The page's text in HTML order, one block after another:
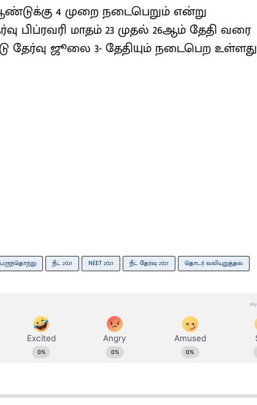
4 முறை நடைபெறும் என்று
பிப்ரவரி மாதம் 23 முதல் 26ஆம் தேதி வரை
ஜூலை 3- தேதியும் நடைபெற உள்ளது
நீட் 2021 NEET 2021 நீட் தேர்வு 2021 தொடர் வலியுறுத்தல்